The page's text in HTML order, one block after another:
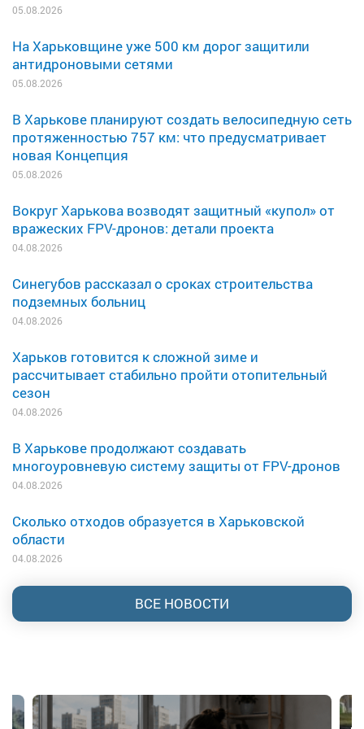
05.08.2026
На Харьковщине уже 500 км дорог защитили
антидроновыми сетями
05.08.2026
В Харькове планируют создать велосипедную сеть
протяженностью 757 км: что предусматривает
новая Концепция
05.08.2026
Вокруг Харькова возводят защитный «купол» от
вражеских FPV-дронов: детали проекта
04.08.2026
Синегубов рассказал о сроках строительства
подземных больниц
04.08.2026
Харьков готовится к сложной зиме и
рассчитывает стабильно пройти отопительный
сезон
04.08.2026
В Харькове продолжают создавать
многоуровневую систему защиты от FPV-дронов
04.08.2026
Сколько отходов образуется в Харьковской
области
04.08.2026
ВСЕ НОВОСТИ